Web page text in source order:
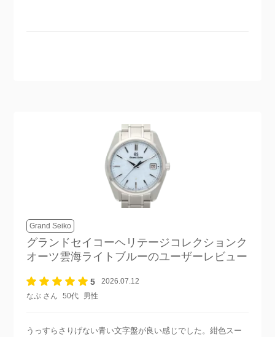
Grand Seiko
グランドセイコーヘリテージコレクションク
オーツ雲海ライトブルーのユーザーレビュー
5
2026.07.12
なぶ さん
50代 男性
うっすらさりげない青い文字盤が良い感じでした。紺色スー